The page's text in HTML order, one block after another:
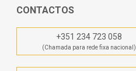
CONTACTOS
+351 234 723 058
(Chamada para rede fixa nacional)